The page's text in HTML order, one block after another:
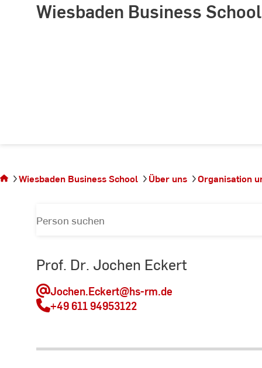
Wiesbaden Business School
sich aufWiesbaden Business School Über uns Organisation
Nach
suchen
Prof. Dr. Jochen Eckert
Jochen.Eckert@hs-rm.de
+49 611 94953122